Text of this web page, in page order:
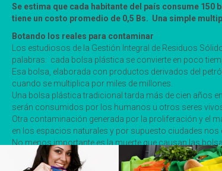
Se estima que cada habitante del país consume
tiene un costo promedio de 0,5 Bs. Una simple
Botando los reales para contaminar
Los estudiosos de la Gestión Integral de Residuos
palabras: cada bolsa plástica se convierte en poco
Esa bolsa, elaborada con productos derivados del
cuando se multiplica por miles de millones.
Una bolsa plástica tradicional tarda más de cien años
serán consumidos por los humanos u otros seres
Otra contaminación generada por la proliferación y el
en los espacios naturales y por supuesto ciudades
No menos importante es la muerte que causan las
una bolsa plástica flotando puede semejarse a una